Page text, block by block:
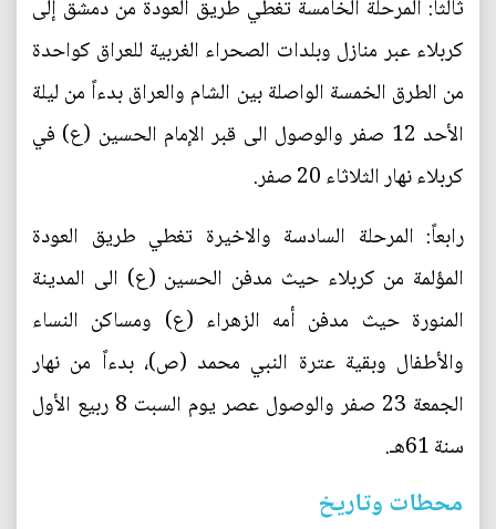
ثالثا: المرحلة الخامسة تغطي طريق العودة من دمشق إلى
كربلاء عبر منازل وبلدات الصحراء الغربية للعراق كواحدة
من الطرق الخمسة الواصلة بين الشام والعراق بدءاً من ليلة
الأحد 12 صفر والوصول الى قبر الإمام الحسين (ع) في
كربلاء نهار الثلاثاء 20 صفر.
رابعاً: المرحلة السادسة والاخيرة تغطي طريق العودة
المؤلمة من كربلاء حيث مدفن الحسين (ع) الى المدينة
المنورة حيث مدفن أمه الزهراء (ع) ومساكن النساء
والأطفال وبقية عترة النبي محمد (ص)، بدءاً من نهار
الجمعة 23 صفر والوصول عصر يوم السبت 8 ربيع الأول
سنة 61هـ.
محطات وتاريخ